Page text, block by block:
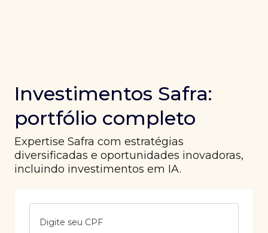
Investimentos Safra:
portfólio completo
Expertise Safra com estratégias
diversificadas e oportunidades inovadoras,
incluindo investimentos em IA.
Digite seu CPF